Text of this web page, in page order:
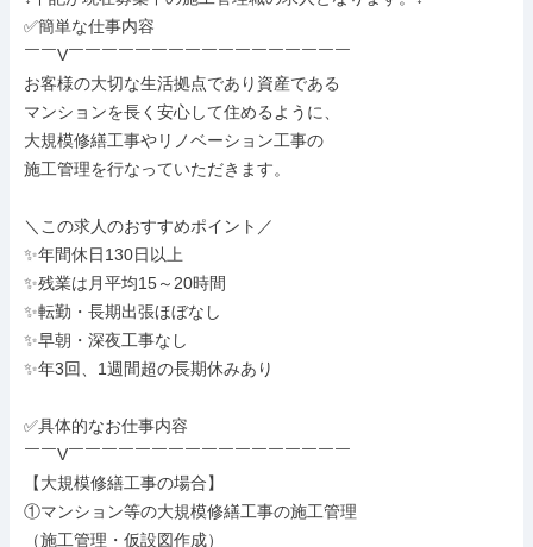
✅簡単な仕事内容
￣￣V￣￣￣￣￣￣￣￣￣￣￣￣￣￣￣￣￣
お客様の大切な生活拠点であり資産である
マンションを長く安心して住めるように、
大規模修繕工事やリノベーション工事の
施工管理を行なっていただきます。
＼この求人のおすすめポイント／
✨年間休日130日以上
✨残業は月平均15～20時間
✨転勤・長期出張ほぼなし
✨早朝・深夜工事なし
✨年3回、1週間超の長期休みあり
✅具体的なお仕事内容
￣￣V￣￣￣￣￣￣￣￣￣￣￣￣￣￣￣￣￣
【大規模修繕工事の場合】
①マンション等の大規模修繕工事の施工管理
（施工管理・仮設図作成）